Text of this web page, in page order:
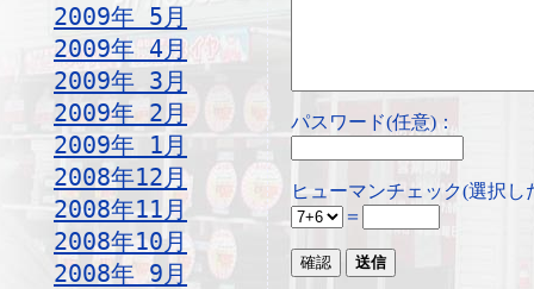
2009年 5月
2009年 4月
2009年 3月
2009年 2月
2009年 1月
2008年12月
2008年11月
2008年10月
2008年 9月
パスワード(任意)：
ヒューマンチェック(選択
＝